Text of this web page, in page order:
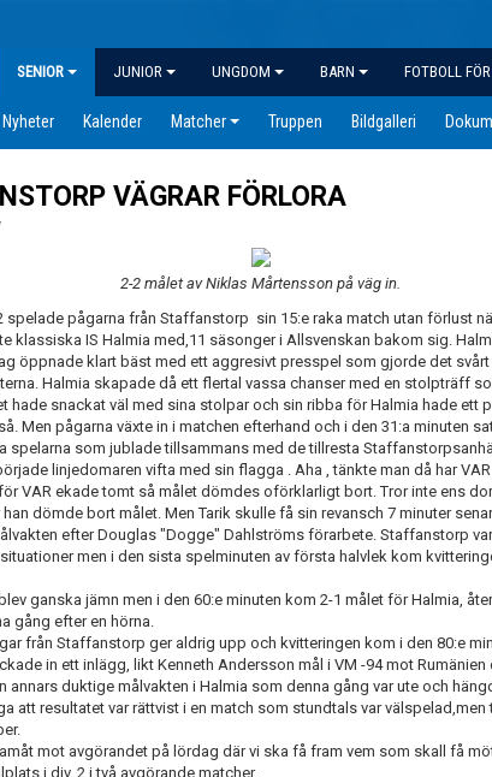
SENIOR JUNIOR UNGDOM BARN FOTBOLL
Nyheter Kalender Matcher Truppen Bildgalleri
VÄGRAR FÖRLORA
2-2 målet av Niklas Mårtensson på väg in.
spelade pågarna från Staffanstorp sin 15:e raka match utan förlust
klassiska IS Halmia med,11 säsonger i Allsvenskan bakom sig.
öppnade klart bäst med ett aggresivt presspel som gjorde det
Halmia skapade då ett flertal vassa chanser med en stolpträff
hade snackat väl med sina stolpar och sin ribba för Halmia hade ett
Men pågarna växte in i matchen efterhand och i den 31:a minuten
spelarna som jublade tillsammans med de tillresta
linjedomaren vifta med sin flagga . Aha , tänkte man då har
VAR ekade tomt så målet dömdes oförklarligt bort. Tror inte ens
han dömde bort målet. Men Tarik skulle få sin revansch 7 minuter
efter Douglas "Dogge" Dahlströms förarbete. Staffanstorp
men i den sista spelminuten av första halvlek kom
ganska jämn men i den 60:e minuten kom 2-1 målet för Halmia,
gång efter en hörna.
från Staffanstorp ger aldrig upp och kvitteringen kom i den 80:e
in ett inlägg, likt Kenneth Andersson mål i VM -94 mot Rumänien
annars duktige målvakten i Halmia som denna gång var ute och
att resultatet var rättvist i en match som stundtals var
mot avgörandet på lördag där vi ska få fram vem som skall få
i div. 2 i två avgörande matcher.